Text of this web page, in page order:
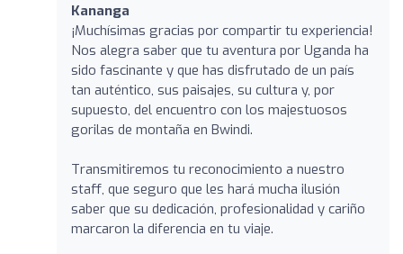
Kananga
¡Muchísimas gracias por compartir tu experiencia!
Nos alegra saber que tu aventura por Uganda ha
sido fascinante y que has disfrutado de un país
tan auténtico, sus paisajes, su cultura y, por
supuesto, del encuentro con los majestuosos
gorilas de montaña en Bwindi.
Transmitiremos tu reconocimiento a nuestro
staff, que seguro que les hará mucha ilusión
saber que su dedicación, profesionalidad y cariño
marcaron la diferencia en tu viaje.